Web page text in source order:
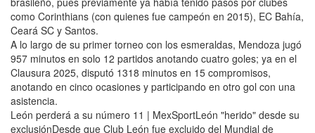
como Corinthians (con quienes fue campeón en 2015), EC Bahía,
Ceará SC y Santos.
A lo largo de su primer torneo con los esmeraldas, Mendoza jugó
957 minutos en solo 12 partidos anotando cuatro goles; ya en el
Clausura 2025, disputó 1318 minutos en 15 compromisos,
anotando en cinco ocasiones y participando en otro gol con una
asistencia.
León perderá a su número 11 | MexSportLeón "herido" desde su
exclusiónDesde que Club León fue excluido del Mundial de